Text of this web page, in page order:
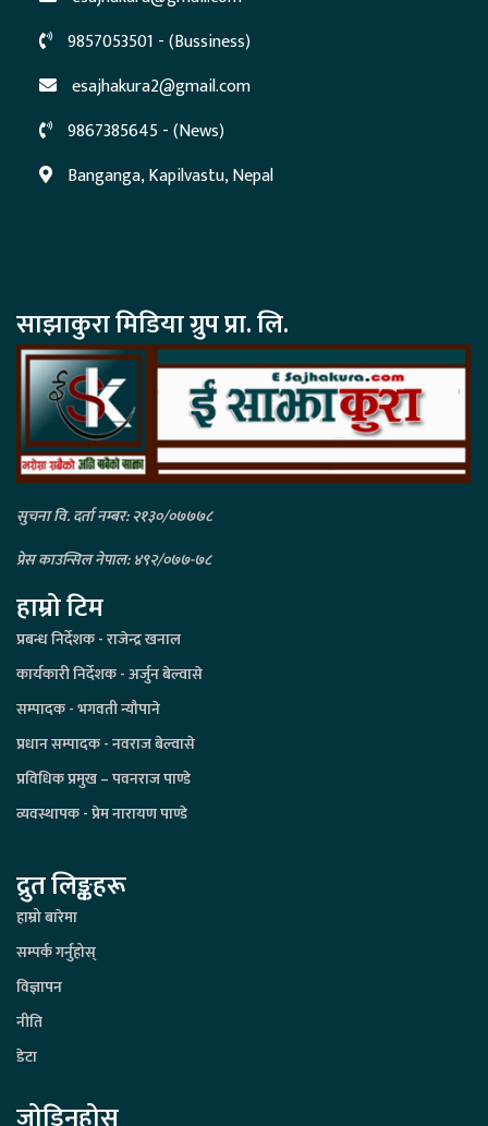
9857053501 - (Bussiness)
esajhakura2@gmail.com
9867385645 - (News)
Banganga, Kapilvastu, Nepal
साझाकुरा मिडिया ग्रुप प्रा. लि.
सुचना वि. दर्ता नम्बर: २१३०/०७७७८
प्रेस काउन्सिल नेपाल: ४९२/०७७-७८
हाम्रो टिम
प्रबन्ध निर्देशक - राजेन्द्र खनाल
कार्यकारी निर्देशक - अर्जुन बेल्वासे
सम्पादक - भगवती न्यौपाने
प्रधान सम्पादक - नवराज बेल्वासे
प्रविधिक प्रमुख – पवनराज पाण्डे
व्यवस्थापक - प्रेम नारायण पाण्डे
द्रुत लिङ्कहरू
हाम्रो बारेमा
सम्पर्क गर्नुहोस्
विज्ञापन
नीति
डेटा